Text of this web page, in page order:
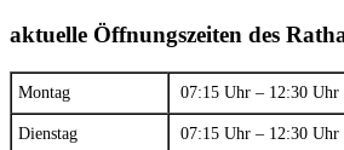
aktuelle Öffnungszeiten des
Montag 07:15 Uhr – 12:30 Uhr
Dienstag 07:15 Uhr – 12:30 Uhr